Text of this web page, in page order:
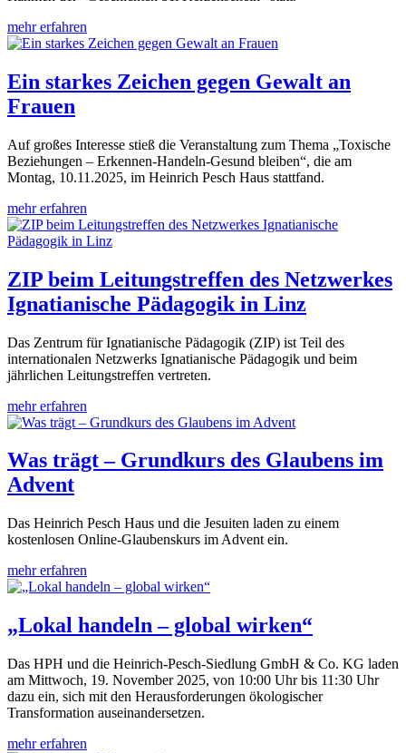
mehr erfahren
Ein starkes Zeichen gegen Gewalt an
Frauen
Auf großes Interesse stieß die Veranstaltung zum Thema „Toxische
Beziehungen – Erkennen-Handeln-Gesund bleiben“, die am
Montag, 10.11.2025, im Heinrich Pesch Haus stattfand.
mehr erfahren
ZIP beim Leitungstreffen des Netzwerkes
Ignatianische Pädagogik in Linz
Das Zentrum für Ignatianische Pädagogik (ZIP) ist Teil des
internationalen Netzwerks Ignatianische Pädagogik und beim
jährlichen Leitungstreffen vertreten.
mehr erfahren
Was trägt – Grundkurs des Glaubens im
Advent
Das Heinrich Pesch Haus und die Jesuiten laden zu einem
kostenlosen Online-Glaubenskurs im Advent ein.
mehr erfahren
„Lokal handeln – global wirken“
Das HPH und die Heinrich-Pesch-Siedlung GmbH & Co. KG laden
am Mittwoch, 19. November 2025, von 10:00 Uhr bis 11:30 Uhr
dazu ein, sich mit den Herausforderungen ökologischer
Transformation auseinandersetzen.
mehr erfahren